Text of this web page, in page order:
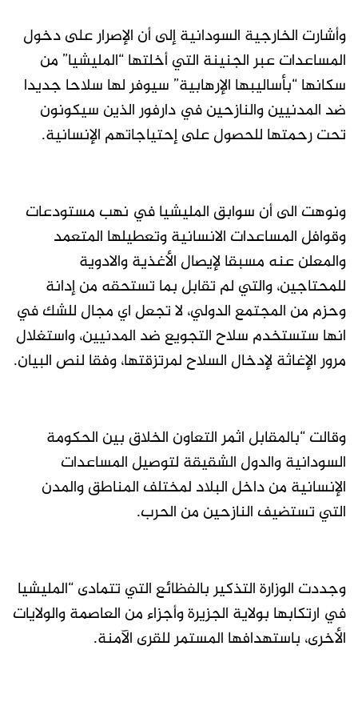
وأشارت الخارجية السودانية إلى أن الإصرار على دخول
المساعدات عبر الجنينة التي أخلتها “المليشيا” من
سكانها “بأساليبها الإرهابية” سيوفر لها سلاحا جديدا
ضد المدنيين والنازحين في دارفور الذين سيكونون
تحت رحمتها للحصول على إحتياجاتهم الإنسانية.
ونوهت الى أن سوابق المليشيا في نهب مستودعات
وقوافل المساعدات الانسانية وتعطيلها المتعمد
والمعلن عنه مسبقا لإيصال الأغذية والادوية
للمحتاجين، والتي لم تقابل بما تستحقه من إدانة
وحزم من المجتمع الدولي، لا تجعل اي مجال للشك في
انها ستستخدم سلاح التجويع ضد المدنيين، واستغلال
مرور الإغاثة لإدخال السلاح لمرتزقتها، وفقا لنص البيان.
وقالت “بالمقابل اثمر التعاون الخلاق بين الحكومة
السودانية والدول الشقيقة لتوصيل المساعدات
الإنسانية من داخل البلاد لمختلف المناطق والمدن
التي تستضيف النازحين من الحرب.
وجددت الوزارة التذكير بالفظائع التي تتمادى “المليشيا
في ارتكابها بولاية الجزيرة وأجزاء من العاصمة والولايات
الأخرى، باستهدافها المستمر للقرى الآمنة.